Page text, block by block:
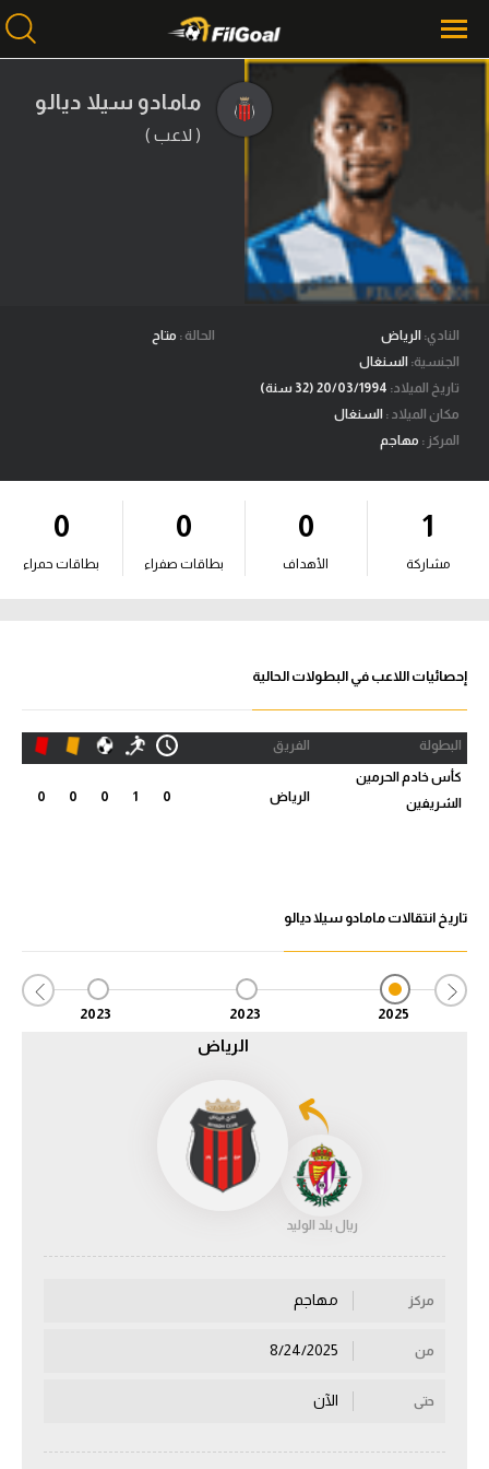
محتوى إخباري
الرئيسية
مباريات
ميركاتو
فانتازي في الجول
مسابقة التوقعات
فيديوهات
عدسات
آراء حرة
ركن الألعاب
أمريكا 2026
الدوري الإنجليزي الممتاز
الدوري الألماني
الدوري الفرنسي
الدوري السعودي للمحترفين
دوري أبطال إفريقيا
الكرة الإفريقية
منتخب مصر
مامادو سيلا ديالو
( لاعب )
النادي: الرياض
الجنسية: السنغال
تاريخ الميلاد:
مكان الميلاد : السنغال
المركز : مهاجم
الحالة : متاح
1
مشاركة
0
الأهداف
0
بطاقات صفراء
0
بطاقات حمراء
إحصائيات اللاعب في البطولات الحالية
البطولة الفريق
كأس خادم الحرمين
الشريفين
الرياض 0
1
0
0
0
تاريخ انتقالات مامادو سيلا ديالو
2025
2023
2023
الرياض
ريال بلد الوليد
مركز مهاجم
من
حتى الآن